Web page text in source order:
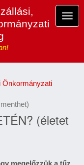
Önkormányzati
(életet
megelőzzük a tűz